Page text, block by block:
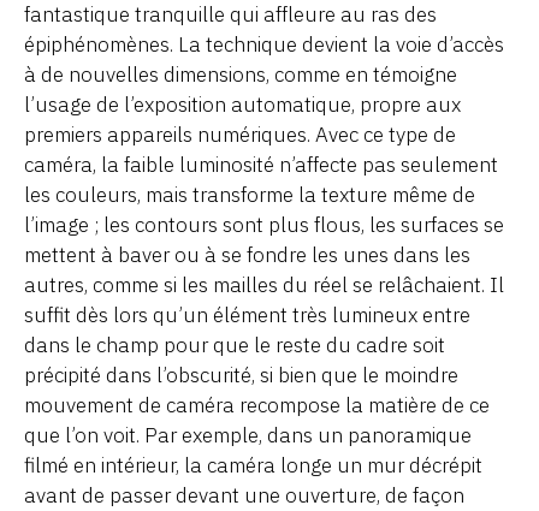
fantastique tranquille qui affleure au ras des
épiphénomènes. La technique devient la voie d’accès
à de nouvelles dimensions, comme en témoigne
l’usage de l’exposition automatique, propre aux
premiers appareils numériques. Avec ce type de
caméra, la faible luminosité n’affecte pas seulement
les couleurs, mais transforme la texture même de
l’image ; les contours sont plus flous, les surfaces se
mettent à baver ou à se fondre les unes dans les
autres, comme si les mailles du réel se relâchaient. Il
suffit dès lors qu’un élément très lumineux entre
dans le champ pour que le reste du cadre soit
précipité dans l’obscurité, si bien que le moindre
mouvement de caméra recompose la matière de ce
que l’on voit. Par exemple, dans un panoramique
filmé en intérieur, la caméra longe un mur décrépit
avant de passer devant une ouverture, de façon